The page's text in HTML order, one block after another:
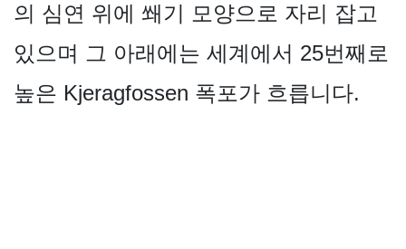
의 심연 위에 쐐기 모양으로 자리 잡고
있으며 그 아래에는 세계에서 25번째로
높은 Kjeragfossen 폭포가 흐릅니다.